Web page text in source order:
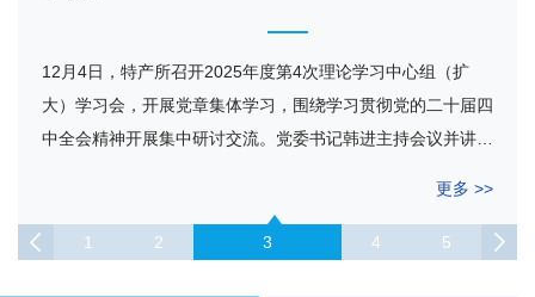
3月31日，特产所召开2026年度第1次理论学习中心组（扩
大）学习会，围绕全国两会精神开展集中交流研讨。所长王海
波参加会议并讲话，党委书记韩进主持会议。 会议强调，今
更多 >>
2月6日，中国农业科学院特产研究所召开2025年度民主生活
会。院党组纪检组组长周若辉到会指导，院直属机关党委副书
记李建才、院监督局相关处室负责人出席会议。所长王海波参
更多 >>
12月4日，特产所召开2025年度第4次理论学习中心组（扩
大）学习会，开展党章集体学习，围绕学习贯彻党的二十届四
中全会精神开展集中研讨交流。党委书记韩进主持会议并讲
更多 >>
9月23日，特产所召开2025年度第3次理论学习中心组（扩
大）学习会，集体学习《习近平谈治国理政》第五卷。吉林省
直机关工委社会工作部副部长张守彬列席会议，所长孙长伟参
更多 >>
7月3日，特产所召开庆祝中国共产党成立102周年暨上半年工
作总结会。大会在庄严肃穆的国歌声中拉开帷幕，全体党员高
举右拳，面向鲜红的党旗庄严宣誓。大会隆重表彰了2021-
更多 >>
1 2 3 4 5